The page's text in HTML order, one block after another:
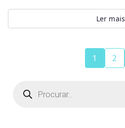
Ler mais
1 2